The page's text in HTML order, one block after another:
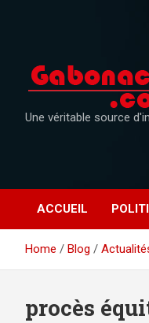
Une véritable source
ACCUEIL
Home Blog
procès